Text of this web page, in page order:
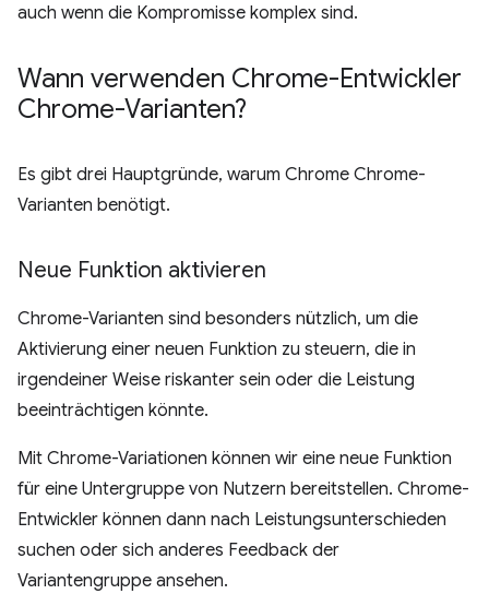
auch wenn die Kompromisse komplex sind.
Wann verwenden Chrome-Entwickler
Chrome-Varianten?
Es gibt drei Hauptgründe, warum Chrome Chrome-
Varianten benötigt.
Neue Funktion aktivieren
Chrome-Varianten sind besonders nützlich, um die
Aktivierung einer neuen Funktion zu steuern, die in
irgendeiner Weise riskanter sein oder die Leistung
beeinträchtigen könnte.
Mit Chrome-Variationen können wir eine neue Funktion
für eine Untergruppe von Nutzern bereitstellen. Chrome-
Entwickler können dann nach Leistungsunterschieden
suchen oder sich anderes Feedback der
Variantengruppe ansehen.